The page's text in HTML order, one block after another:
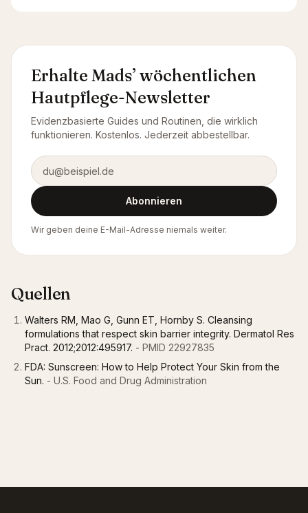
Erhalte Mads’ wöchentlichen
Hautpflege-Newsletter
Evidenzbasierte Guides und Routinen, die wirklich
funktionieren. Kostenlos. Jederzeit abbestellbar.
E-Mail-Adresse
Abonnieren
Wir geben deine E-Mail-Adresse niemals weiter.
Quellen
Walters RM, Mao G, Gunn ET, Hornby S. Cleansing
formulations that respect skin barrier integrity. Dermatol Res
Pract. 2012;2012:495917. - PMID 22927835
FDA: Sunscreen: How to Help Protect Your Skin from the
Sun. - U.S. Food and Drug Administration